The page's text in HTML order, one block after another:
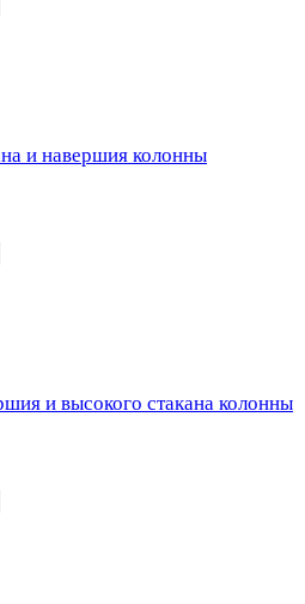
и навершия колонны
и высокого стакана колонны